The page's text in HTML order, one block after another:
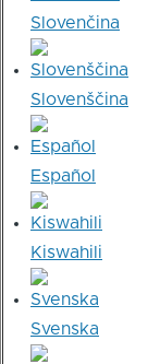
Slovenčina
Slovenščina
Español
Kiswahili
Svenska